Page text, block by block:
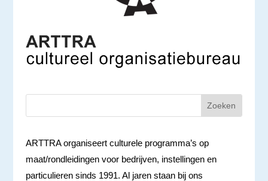
ARTTRA organiseert culturele programma’s op
maat/rondleidingen voor bedrijven, instellingen en
particulieren sinds 1991. Al jaren staan bij ons